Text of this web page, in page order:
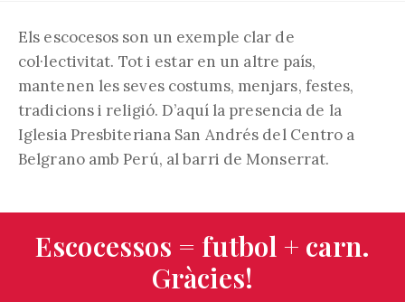
l'entrada:
Els escocesos son un exemple clar de
col·lectivitat. Tot i estar en un altre país,
mantenen les seves costums, menjars, festes,
tradicions i religió. D’aquí la presencia de la
Iglesia Presbiteriana San Andrés del Centro a
Belgrano amb Perú, al barri de Monserrat.
Escocessos = futbol + carn.
Gràcies!